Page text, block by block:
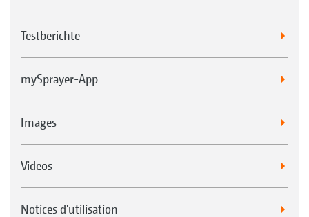
Testberichte
mySprayer-App
Images
Videos
Notices d'utilisation